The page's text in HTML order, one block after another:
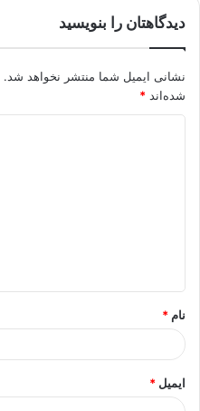
دیدگاهتان را بنویسید
نشانی ایمیل شما منتشر نخواهد شد.
شده‌اند *
*
نام *
ایمیل *